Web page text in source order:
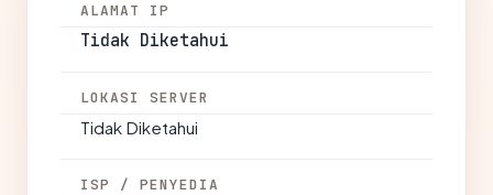
ALAMAT IP
Tidak Diketahui
LOKASI SERVER
Tidak Diketahui
ISP / PENYEDIA